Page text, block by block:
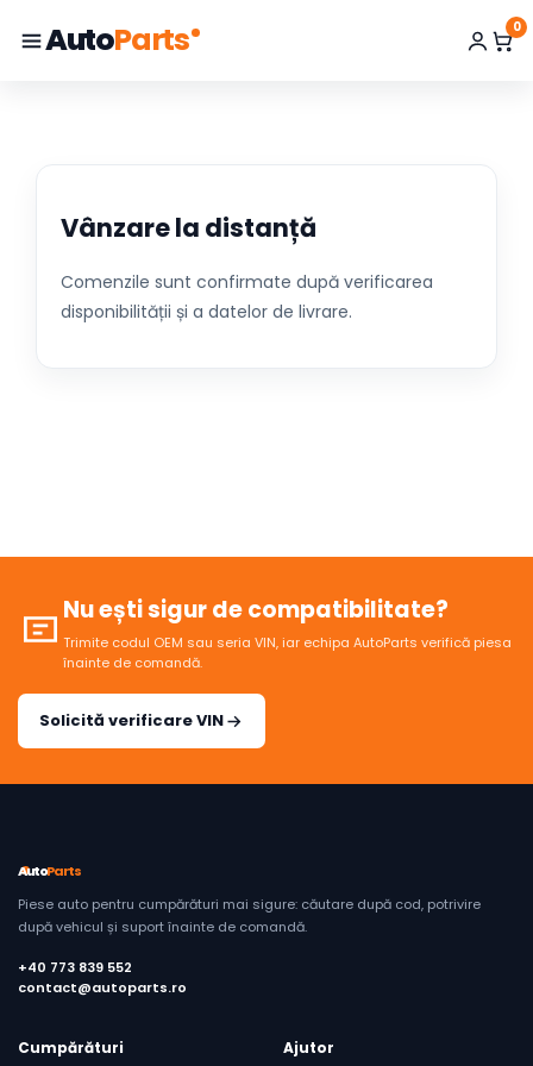
AutoParts 0
Vânzare la distanță
Comenzile sunt confirmate după verificarea
disponibilității și a datelor de livrare.
Nu ești sigur de compatibilitate?
Trimite codul OEM sau seria VIN, iar echipa AutoParts verifică piesa
înainte de comandă.
Solicită verificare VIN
AutoParts
Piese auto pentru cumpărături mai sigure: căutare după cod, potrivire
după vehicul și suport înainte de comandă.
+40 773 839 552
contact@autoparts.ro
Cumpărături Ajutor